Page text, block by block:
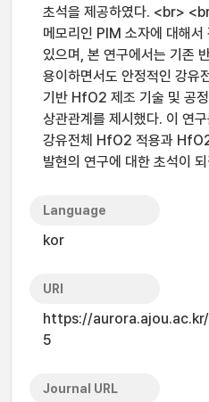
초석을 제공하였다. <br>
메모리인 PIM 소자에 대해
있으며, 본 연구에서는 기존
용이하면서도 안정적인 강
기반 HfO2 제조 기술 및 공
상관관계를 제시했다. 이 연
강유전체 HfO2 적용과
발현의 연구에 대한 초석이
Language
kor
URI
https://
5
Journal URL